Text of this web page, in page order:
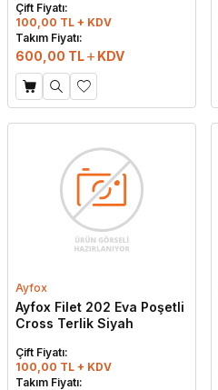
Çift Fiyatı:
100,00 TL + KDV
Takım Fiyatı:
600,00 TL KDV
Ayfox
Ayfox Filet 202 Eva Poşetli
Cross Terlik Siyah
Çift Fiyatı:
100,00 TL + KDV
Takım Fiyatı: